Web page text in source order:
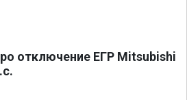
отключение ЕГР Mitsubishi